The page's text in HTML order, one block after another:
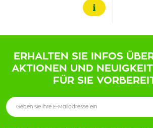
ERHALTEN SIE INFOS
AKTIONEN UND
FÜR SIE